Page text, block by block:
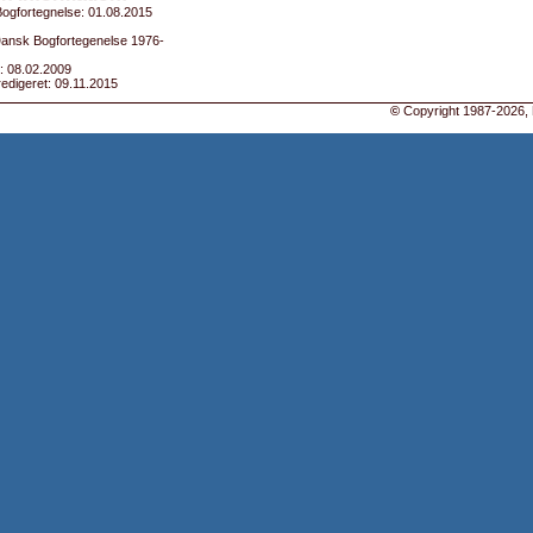
01.08.2015
Bogfortegenelse 1976-
08.02.2009
09.11.2015
© Copyright 1987-